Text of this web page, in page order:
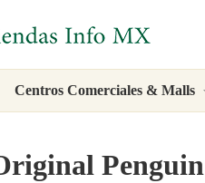
Centros Comerciales & Malls
Penguin